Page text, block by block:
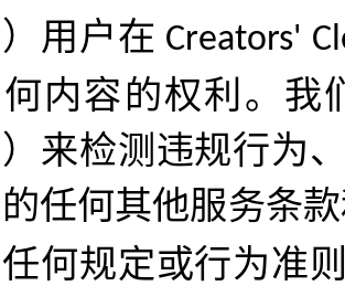
用户在 Creators'
内容的权利。我
来检测违规行为
任何其他服务条
何规定或行为准